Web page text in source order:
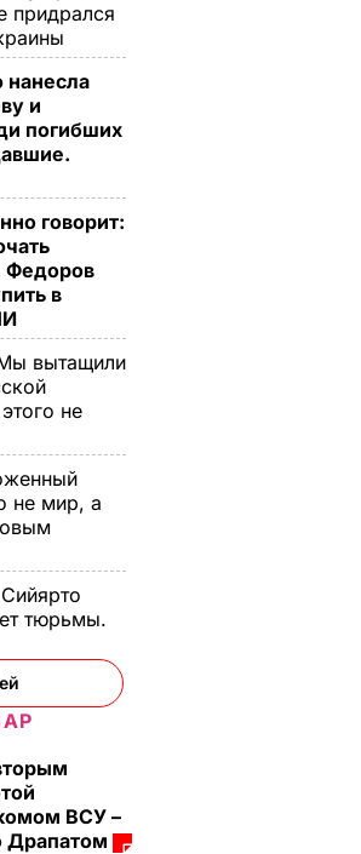
придрался
нанесла
и
погибших
говорит:
Федоров
в
вытащили
не
не мир, а
тюрьмы.
ВСУ –
Драпатом